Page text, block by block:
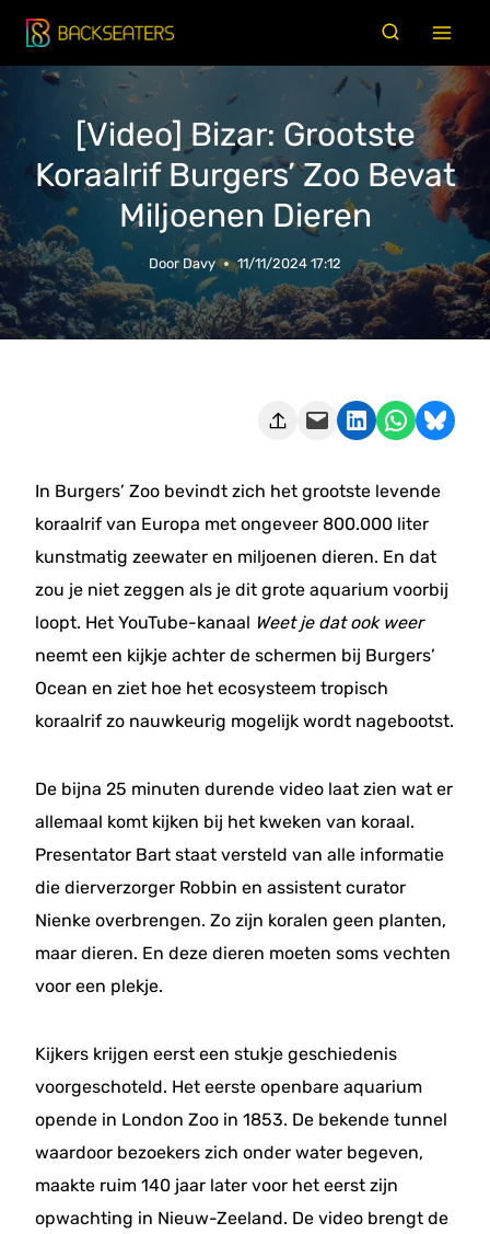
Doorgaan
naar
inhoud
[Video] Bizar: Grootste
Koraalrif Burgers’ Zoo Bevat
Miljoenen Dieren
Door Davy 11/11/2024 17:12
Deze pagina e-mailen Delen op LinkedIn Delen via WhatsApp Share on Bluesky
In Burgers’ Zoo bevindt zich het grootste levende
koraalrif van Europa met ongeveer 800.000 liter
kunstmatig zeewater en miljoenen dieren. En dat
zou je niet zeggen als je dit grote aquarium voorbij
loopt. Het YouTube-kanaal Weet je dat ook weer
neemt een kijkje achter de schermen bij Burgers’
Ocean en ziet hoe het ecosysteem tropisch
koraalrif zo nauwkeurig mogelijk wordt nagebootst.
De bijna 25 minuten durende video laat zien wat er
allemaal komt kijken bij het kweken van koraal.
Presentator Bart staat versteld van alle informatie
die dierverzorger Robbin en assistent curator
Nienke overbrengen. Zo zijn koralen geen planten,
maar dieren. En deze dieren moeten soms vechten
voor een plekje.
Kijkers krijgen eerst een stukje geschiedenis
voorgeschoteld. Het eerste openbare aquarium
opende in London Zoo in 1853. De bekende tunnel
waardoor bezoekers zich onder water begeven,
maakte ruim 140 jaar later voor het eerst zijn
opwachting in Nieuw-Zeeland. De video brengt de